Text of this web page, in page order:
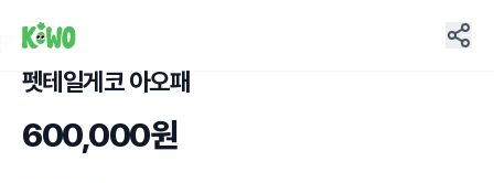
펫테일게코 아오패
600,000원